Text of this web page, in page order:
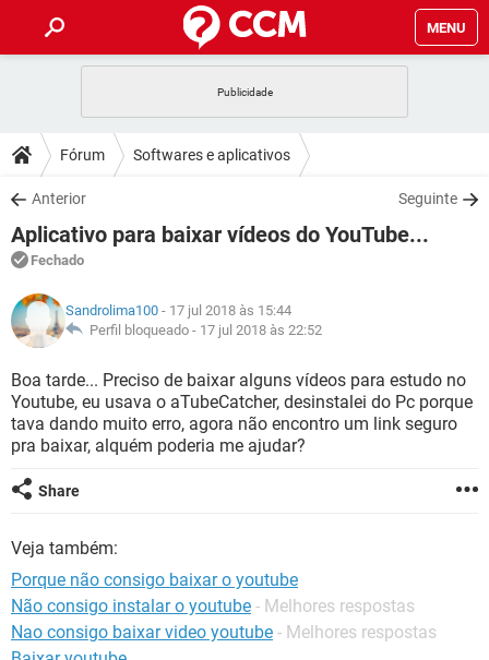
MENU
CELULAR FACEBOOK
OUTLOOK
INSTAGRAM GMAIL
GUIA DE COMPRAS
DICAS
JOGOS WHATSAPP
OUTLOOK
INSTAGRAM
GUIA DE COMPRAS
DOWNLOADS
JOGOS WHATSAPP
CELULAR
OUTLOOK EXCEL
INSTAGRAM
GUIA DE COMPRAS
FÓRUM
JOGOS
CELULAR FACEBOOK
INSTAGRAM GMAIL
GUIA DE COMPRAS
GLOSSÁRIO
JOGOS
CELULAR FACEBOOK
OUTLOOK EXCEL
INSTAGRAM
GUIA DE COMPRAS
Fórum Softwares e aplicativos
Anterior Seguinte
Aplicativo para baixar vídeos do YouTube...
Fechado
Sandrolima100 - 17 jul 2018 às 15:44
Perfil bloqueado - 17 jul 2018 às 22:52
Boa tarde... Preciso de baixar alguns vídeos para estudo no
Youtube, eu usava o aTubeCatcher, desinstalei do Pc porque
tava dando muito erro, agora não encontro um link seguro
pra baixar, alquém poderia me ajudar?
Share
Veja também:
Porque não consigo baixar o youtube
Não consigo instalar o youtube - Melhores respostas
Nao consigo baixar video youtube - Melhores respostas